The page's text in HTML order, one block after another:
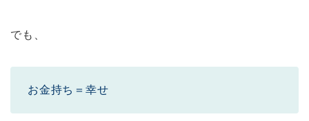
でも、
お金持ち＝幸せ